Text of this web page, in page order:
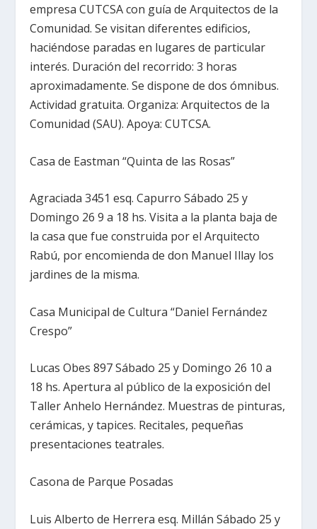
empresa CUTCSA con guía de Arquitectos de la
Comunidad. Se visitan diferentes edificios,
haciéndose paradas en lugares de particular
interés. Duración del recorrido: 3 horas
aproximadamente. Se dispone de dos ómnibus.
Actividad gratuita. Organiza: Arquitectos de la
Comunidad (SAU). Apoya: CUTCSA.
Casa de Eastman “Quinta de las Rosas”
Agraciada 3451 esq. Capurro Sábado 25 y
Domingo 26 9 a 18 hs. Visita a la planta baja de
la casa que fue construida por el Arquitecto
Rabú, por encomienda de don Manuel Illay los
jardines de la misma.
Casa Municipal de Cultura “Daniel Fernández
Crespo”
Lucas Obes 897 Sábado 25 y Domingo 26 10 a
18 hs. Apertura al público de la exposición del
Taller Anhelo Hernández. Muestras de pinturas,
cerámicas, y tapices. Recitales, pequeñas
presentaciones teatrales.
Casona de Parque Posadas
Luis Alberto de Herrera esq. Millán Sábado 25 y